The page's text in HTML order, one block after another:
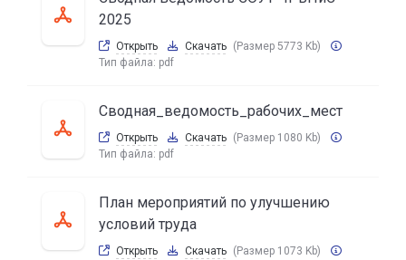
2025
Открыть Скачать (Размер 5773 Kb)
Тип файла: pdf
Сводная_ведомость_рабочих_мест
Открыть Скачать (Размер 1080 Kb)
Тип файла: pdf
План мероприятий по улучшению
условий труда
Открыть Скачать (Размер 1073 Kb)